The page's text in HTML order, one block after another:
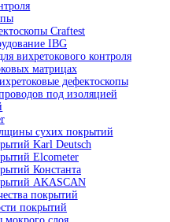
системы
защиты
системы серии
системы серии
и фиксажи
флюоресцентные
свинцовые
контроля